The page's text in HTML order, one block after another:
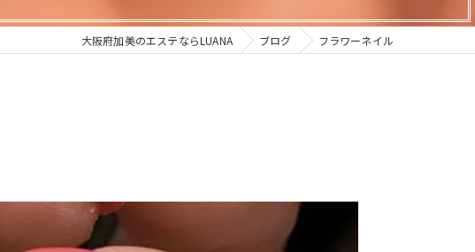
大阪府加美のエステならLUANA ブログ フラワーネイル